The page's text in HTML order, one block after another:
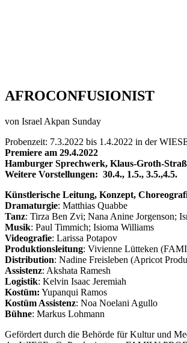
AFROCONFUSIONIST
von Israel Akpan Sunday
Probenzeit: 7.3.2022 bis 1.4.2022 in der
Premiere am 29.4.2022
Hamburger Sprechwerk, Klaus-Groth-
Weitere Vorstellungen: 30.4., 1.5., 3.5.,4.5.
Künstlerische Leitung, Konzept,
Dramaturgie: Matthias Quabbe
Tanz: Tirza Ben Zvi; Nana Anine Jorgenson;
Musik: Paul Timmich; Isioma Williams
Videografie: Larissa Potapov
Produktionsleitung: Vivienne Lütteken
Distribution: Nadine Freisleben (Apricot
Assistenz: Akshata Ramesh
Logistik: Kelvin Isaac Jeremiah
Kostüm: Yupanqui Ramos
Kostüm Assistenz: Noa Noelani Agullo
Bühne: Markus Lohmann
Gefördert durch die Behörde für Kultur und